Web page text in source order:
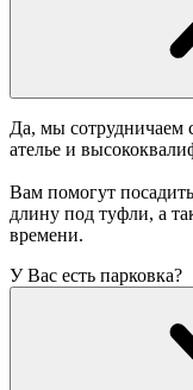
Да, мы сотрудничаем
ателье и
Вам помогут
длину под туфли, а
времени.
У Вас есть парковка?